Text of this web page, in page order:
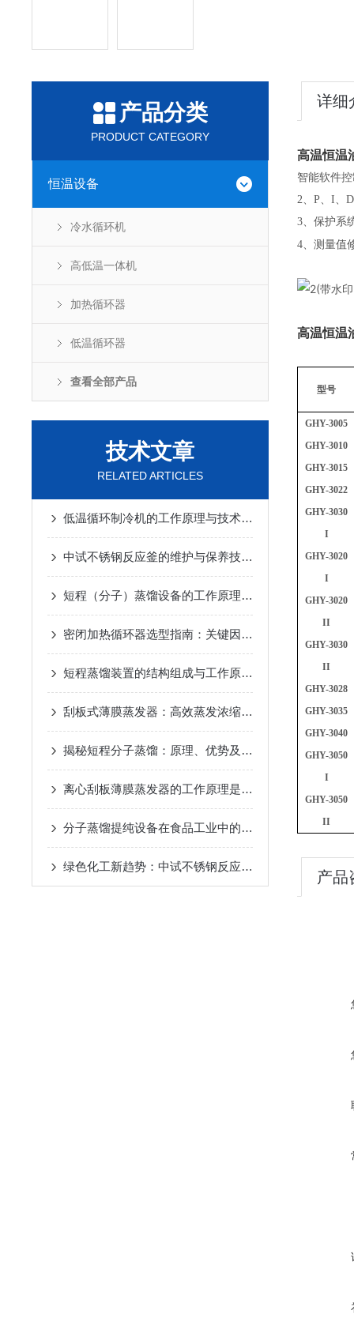
产品分类
PRODUCT CATEGORY
恒温设备
冷水循环机
高低温一体机
加热循环器
低温循环器
查看全部产品
技术文章
RELATED ARTICLES
低温循环制冷机的工作原理与技术优势 2025-02-14
中试不锈钢反应釜的维护与保养技巧 2025-01-10
短程（分子）蒸馏设备的工作原理及应用 2024-12-07
密闭加热循环器选型指南：关键因素与考量
短程蒸馏装置的结构组成与工作原理
刮板式薄膜蒸发器：高效蒸发浓缩设备的深度解析
揭秘短程分子蒸馏：原理、优势及未来发展趋势 2024-
离心刮板薄膜蒸发器的工作原理是什么？
分子蒸馏提纯设备在食品工业中的应用 2024-08-22
绿色化工新趋势：中试不锈钢反应釜的环保应用 2024-
详细
高温恒温
智能软件
2、P、I、
3、保护系
4、测量值
高温恒温
型号
GHY-3005
GHY-3010
GHY-3015
GHY-3022
GHY-3030
I
GHY-3020
I
GHY-3020
II
GHY-3030
II
GHY-3028
GHY-3035
GHY-3040
GHY-3050
I
GHY-3050
II
产品